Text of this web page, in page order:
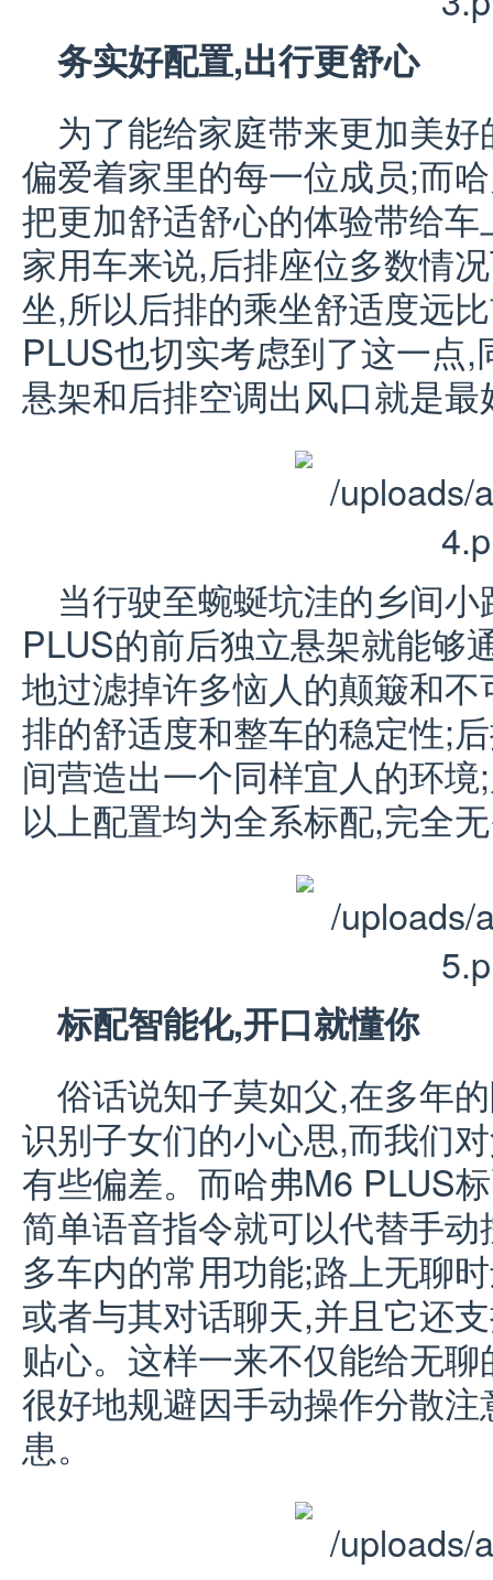
务实好配置,出行更舒心
为了能给家庭带来更加美
偏爱着家里的每一位成员;而
把更加舒适舒心的体验带给
家用车来说,后排座位多数情
坐,所以后排的乘坐舒适度远
PLUS也切实考虑到了这一点
悬架和后排空调出风口就是
当行驶至蜿蜒坑洼的乡间
PLUS的前后独立悬架就能够
地过滤掉许多恼人的颠簸和
排的舒适度和整车的稳定性;
间营造出一个同样宜人的环
以上配置均为全系标配,完全
标配智能化,开口就懂你
俗话说知子莫如父,在多年
识别子女们的小心思,而我们
有些偏差。而哈弗M6 PLUS
简单语音指令就可以代替手
多车内的常用功能;路上无聊
或者与其对话聊天,并且它还
贴心。这样一来不仅能给无
很好地规避因手动操作分散
患。